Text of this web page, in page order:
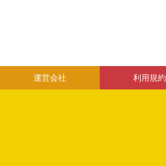
運営会社 利用規約